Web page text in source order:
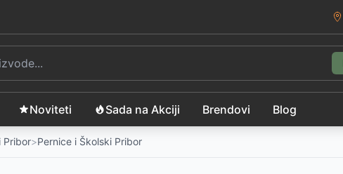
Noviteti Sada na Akciji Brendovi Blog
Pribor>Pernice i Školski Pribor